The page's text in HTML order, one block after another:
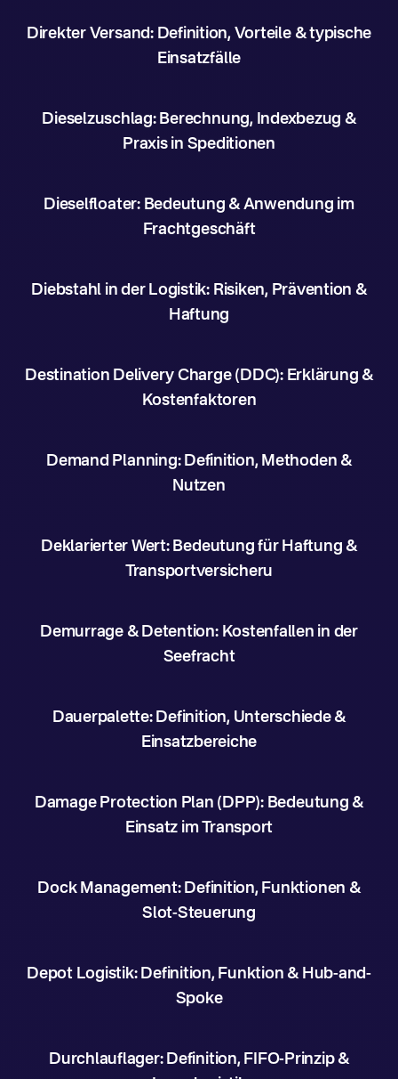
Direkter Versand: Definition, Vorteile & typische
Einsatzfälle
Dieselzuschlag: Berechnung, Indexbezug &
Praxis in Speditionen
Dieselfloater: Bedeutung & Anwendung im
Frachtgeschäft
Diebstahl in der Logistik: Risiken, Prävention &
Haftung
Destination Delivery Charge (DDC): Erklärung &
Kostenfaktoren
Demand Planning: Definition, Methoden &
Nutzen
Deklarierter Wert: Bedeutung für Haftung &
Transportversicheru
Demurrage & Detention: Kostenfallen in der
Seefracht
Dauerpalette: Definition, Unterschiede &
Einsatzbereiche
Damage Protection Plan (DPP): Bedeutung &
Einsatz im Transport
Dock Management: Definition, Funktionen &
Slot-Steuerung
Depot Logistik: Definition, Funktion & Hub-and-
Spoke
Durchlauflager: Definition, FIFO-Prinzip &